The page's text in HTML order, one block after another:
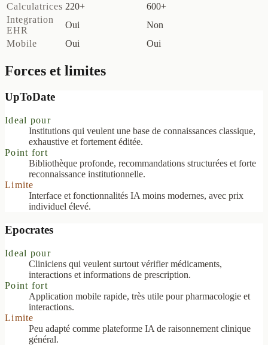
Calculatrices 220+
600+
Integration
EHR
Oui
Non
Mobile
Oui Oui
Forces et limites
UpToDate
Ideal pour
Institutions qui veulent une base de connaissances classique,
exhaustive et fortement éditée.
Point fort
Bibliothèque profonde, recommandations structurées et forte
reconnaissance institutionnelle.
Limite
Interface et fonctionnalités IA moins modernes, avec prix
individuel élevé.
Epocrates
Ideal pour
Cliniciens qui veulent surtout vérifier médicaments,
interactions et informations de prescription.
Point fort
Application mobile rapide, très utile pour pharmacologie et
interactions.
Limite
Peu adapté comme plateforme IA de raisonnement clinique
général.